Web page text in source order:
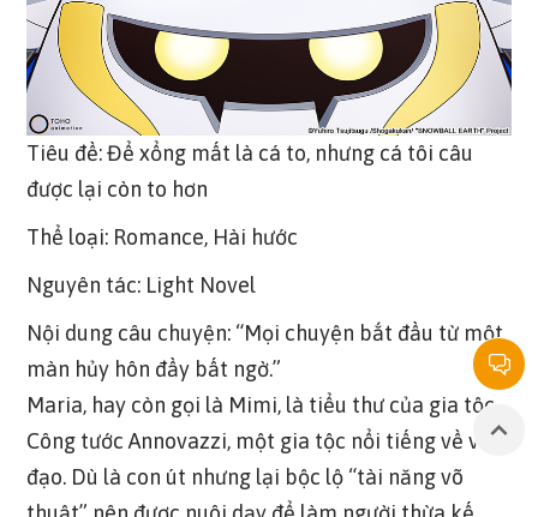
Tiêu đề: Để xổng mất là cá to, nhưng cá tôi câu
được lại còn to hơn
Thể loại: Romance, Hài hước
Nguyên tác: Light Novel
Nội dung câu chuyện: “Mọi chuyện bắt đầu từ một
màn hủy hôn đầy bất ngờ.”
Maria, hay còn gọi là Mimi, là tiểu thư của gia tộc
Công tước Annovazzi, một gia tộc nổi tiếng về võ
đạo. Dù là con út nhưng lại bộc lộ “tài năng võ